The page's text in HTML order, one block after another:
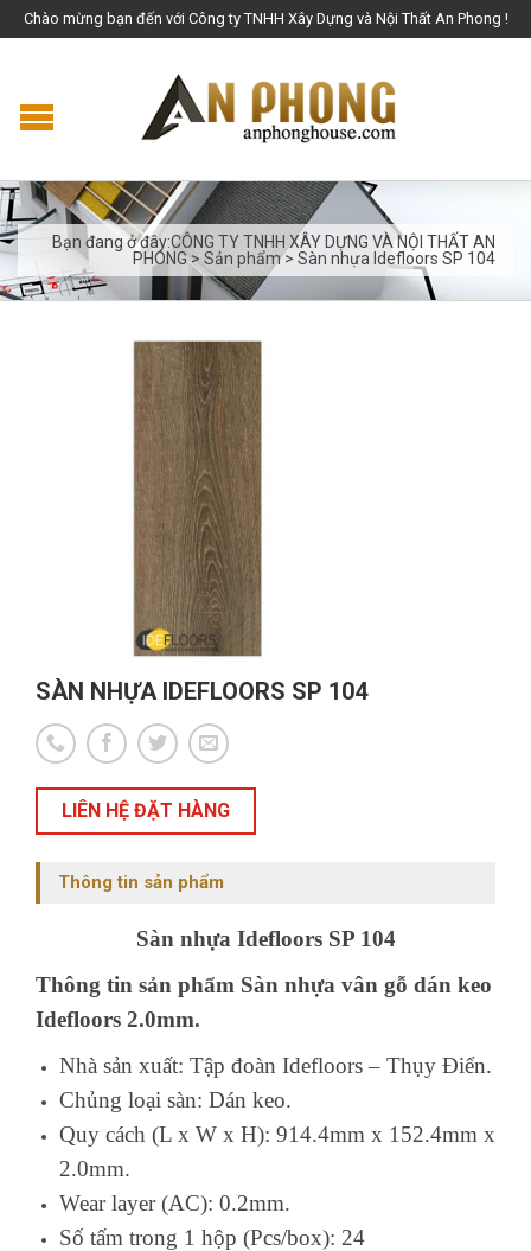
Chào mừng bạn đến với Công ty TNHH Xây Dựng và Nội Thất An Phong !
Bạn đang ở đây:CÔNG TY TNHH XÂY DỰNG VÀ NỘI THẤT AN
PHONG> Sản phẩm> Sàn nhựa Idefloors SP 104
SÀN NHỰA IDEFLOORS SP 104
LIÊN HỆ ĐẶT HÀNG
Thông tin sản phẩm
Sàn nhựa Idefloors SP 104
Thông tin sản phẩm Sàn nhựa vân gỗ dán keo
Idefloors 2.0mm.
Nhà sản xuất: Tập đoàn Idefloors – Thụy Điển.
Chủng loại sàn: Dán keo.
Quy cách (L x W x H): 914.4mm x 152.4mm x
2.0mm.
Wear layer (AC): 0.2mm.
Số tấm trong 1 hộp (Pcs/box): 24